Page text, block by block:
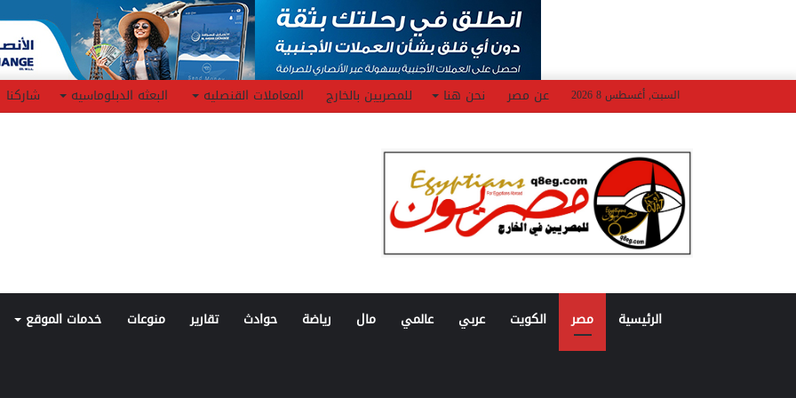
السبت, أغسطس 8 2026 عن مصر نحن هنا للمصريين بالخارج المعاملات القنصليه البعثه الدبلوماسيه شاركنا
الرئيسية مصر الكويت عربي عالمي مال رياضة حوادث تقارير منوعات خدمات الموقع